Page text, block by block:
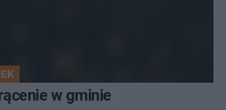
w gminie